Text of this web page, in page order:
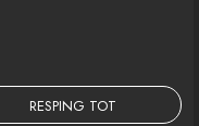
RESPING TOT
Reg.Com.: